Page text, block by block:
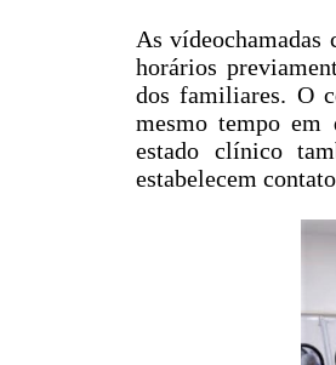
As vídeochamadas
horários
dos familiares. O
mesmo tempo em
estado clínico
estabelecem